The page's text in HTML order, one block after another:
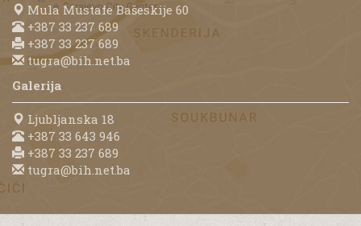
Mula Mustafe Bašeskije 60
+387 33 237 689
+387 33 237 689
tugra@bih.net.ba
Galerija
Ljubljanska 18
+387 33 643 946
+387 33 237 689
tugra@bih.net.ba